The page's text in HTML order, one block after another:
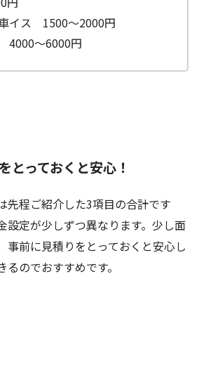
イス 1500～2000円
4000～6000円
とっておくと安心！
先程ご紹介した3項目の合計です
設定が少しずつ異なります。少し面
事前に見積りをとっておくと安心し
のでおすすめです。